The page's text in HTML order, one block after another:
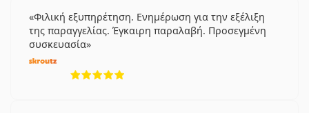
Φιλική εξυπηρέτηση. Ενημέρωση για την εξέλιξη
της παραγγελίας. Έγκαιρη παραλαβή. Προσεγμένη
συσκευασία